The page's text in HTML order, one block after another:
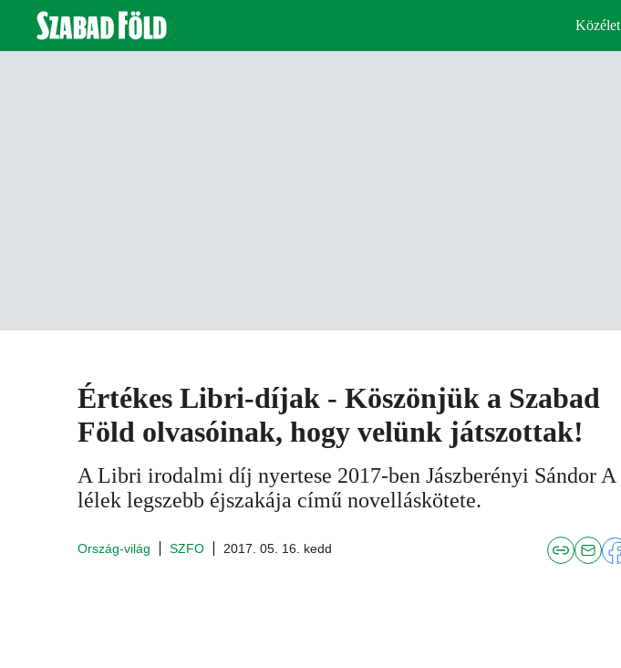
Közélet
Értékes Libri-díjak - Köszönjük a Szabad
Föld olvasóinak, hogy velünk játszottak!
A Libri irodalmi díj nyertese 2017-ben Jászberényi Sándor A
lélek legszebb éjszakája című novelláskötete.
Ország-világ SZFO 2017. 05. 16. kedd